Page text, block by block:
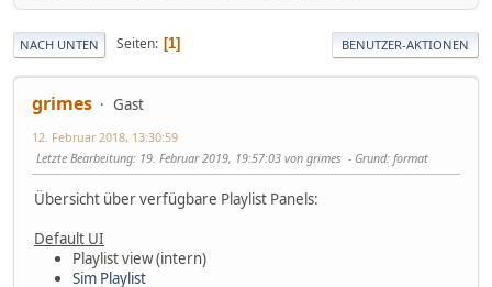
NACH UNTEN Seiten 1 BENUTZER-AKTIONEN
grimes Gast
12. Februar 2018, 13:30:59
Letzte Bearbeitung: 19. Februar 2019, 19:57:03 von grimes Grund: format
Übersicht über verfügbare Playlist Panels:
Default UI
Playlist view (intern)
Sim Playlist